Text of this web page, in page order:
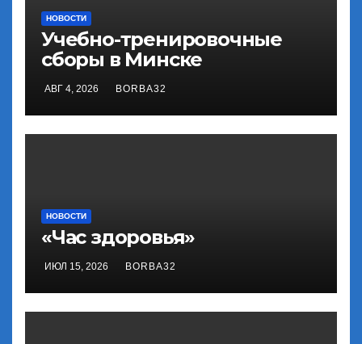
НОВОСТИ
Учебно-тренировочные
сборы в Минске
АВГ 4, 2026 BORBA32
НОВОСТИ
«Час здоровья»
ИЮЛ 15, 2026 BORBA32